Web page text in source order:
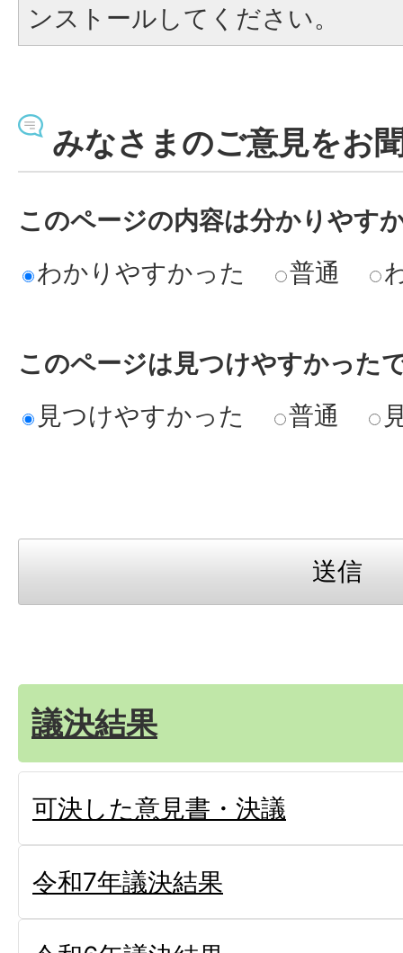
ンストールしてください。
みなさまのご意見をお
このページの内容は分かりやす
わかりやすかった
普通
このページは見つけやすかった
見つけやすかった
普通
議決結果
可決した意見書・決議
令和7年議決結果